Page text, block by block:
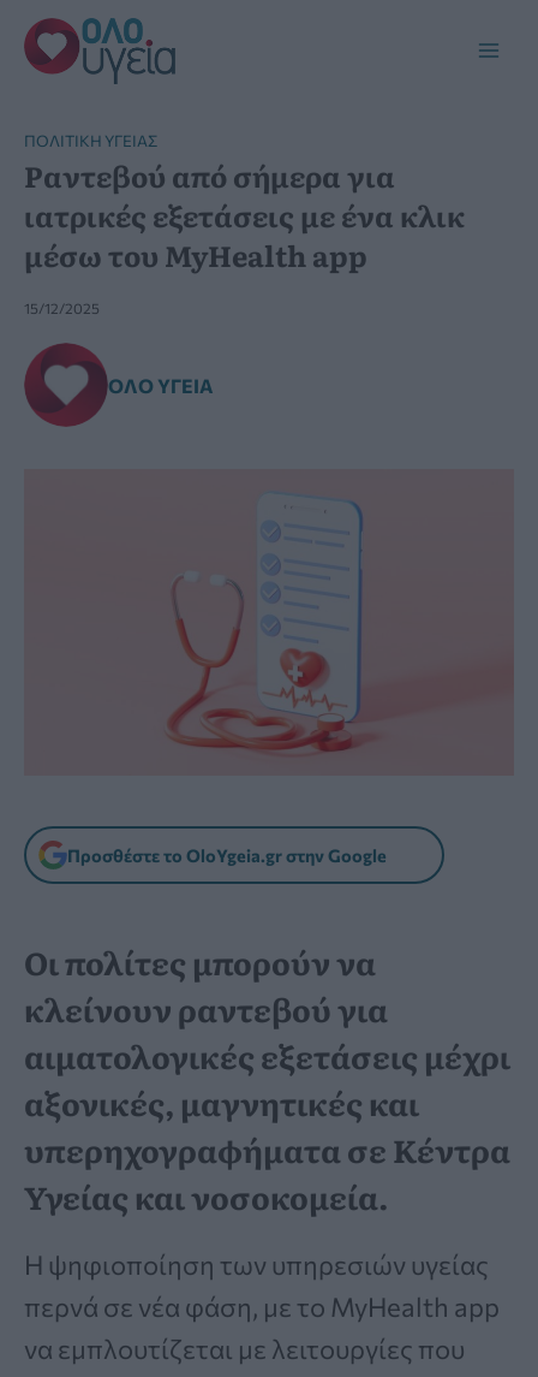
Μετάβαση
στο
περιεχόμενο
ΠΟΛΙΤΙΚΉ ΥΓΕΊΑΣ
Ραντεβού από σήμερα για
ιατρικές εξετάσεις με ένα κλικ
μέσω του MyHealth app
15/12/2025
ΌΛΟ ΥΓΕΊΑ
Προσθέστε το OloYgeia.gr στην Google
Οι πολίτες μπορούν να
κλείνουν ραντεβού για
αιματολογικές εξετάσεις μέχρι
αξονικές, μαγνητικές και
υπερηχογραφήματα σε Κέντρα
Υγείας και νοσοκομεία.
Η ψηφιοποίηση των υπηρεσιών υγείας
περνά σε νέα φάση, με το MyHealth app
να εμπλουτίζεται με λειτουργίες που